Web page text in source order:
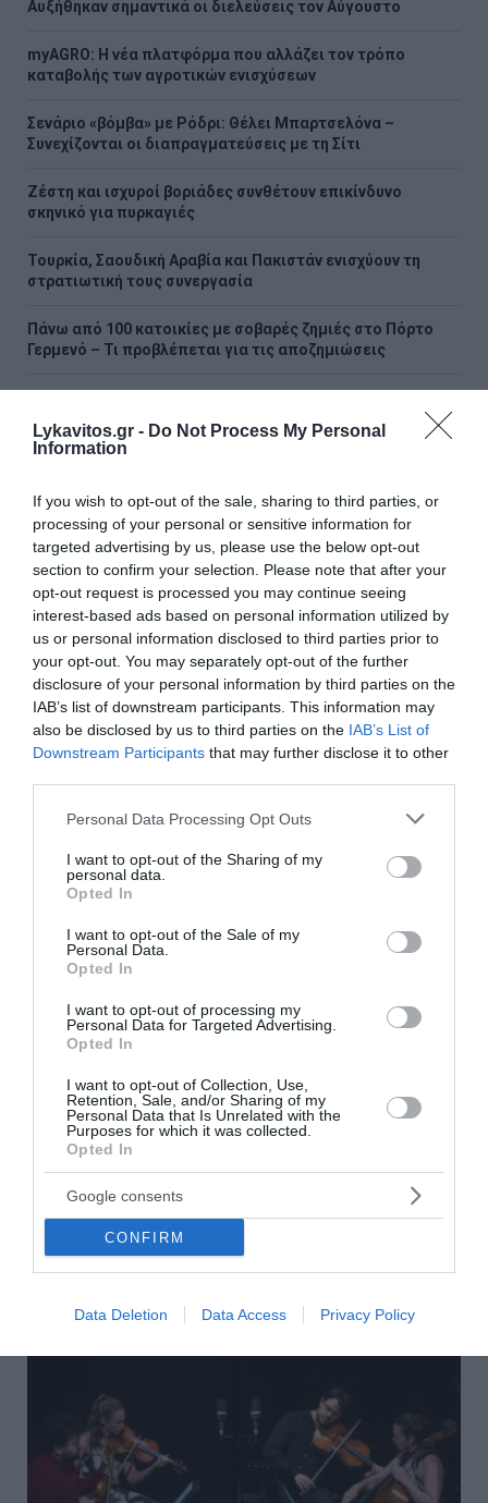
Lykavitos.gr - Do Not Process My Personal
Information
If you wish to opt-out of the sale, sharing to third parties, or
processing of your personal or sensitive information for
targeted advertising by us, please use the below opt-out
section to confirm your selection. Please note that after your
opt-out request is processed you may continue seeing
interest-based ads based on personal information utilized by
us or personal information disclosed to third parties prior to
your opt-out. You may separately opt-out of the further
disclosure of your personal information by third parties on the
IAB’s list of downstream participants. This information may
also be disclosed by us to third parties on the IAB’s List of
Downstream Participants that may further disclose it to other
Please note that this website/app uses one or more Google
not limited to your visit or usage behaviour. You may click to
grant or deny consent to Google and its third-party tags to
use your data for below specified purposes in below Google
consent section.
Personal Data Processing Opt Outs
I want to opt-out of the Sharing of my
personal data.
Opted In
I want to opt-out of the Sale of my
Personal Data.
Opted In
I want to opt-out of processing my
Personal Data for Targeted Advertising.
Opted In
I want to opt-out of Collection, Use,
Retention, Sale, and/or Sharing of my
Personal Data that Is Unrelated with the
Purposes for which it was collected.
Opted In
Google consents
CONFIRM
Data Deletion Data Access Privacy Policy
Αυξήθηκαν σημαντικά οι διελεύσεις τον Αύγουστο
myAGRO: Η νέα πλατφόρμα που αλλάζει τον τρόπο
καταβολής των αγροτικών ενισχύσεων
Σενάριο «βόμβα» με Ρόδρι: Θέλει Μπαρτσελόνα –
Συνεχίζονται οι διαπραγματεύσεις με τη Σίτι
Ζέστη και ισχυροί βοριάδες συνθέτουν επικίνδυνο
σκηνικό για πυρκαγιές
Τουρκία, Σαουδική Αραβία και Πακιστάν ενισχύουν τη
στρατιωτική τους συνεργασία
Πάνω από 100 κατοικίες με σοβαρές ζημιές στο Πόρτο
Γερμενό – Τι προβλέπεται για τις αποζημιώσεις
διατηρείται παρά το γεωπολιτικό σοκ στη Μέση Ανατολή
Προσοχή στις μεταφορές χρημάτων: Πότε η ΑΑΔΕ τις
χαρακτηρίζει δωρεές
Μεγάλη επιχείρηση της ΕΛ.ΑΣ.: Κατασχέθηκαν 18 κιλά
skunk και αποκαλύφθηκε εργαστήριο κάνναβης
ΟΛΕΣ ΟΙ ΕΙΔΗΣΕΙΣ →
διαβάστε ακόμη
Η «Οδύσσεια» και ο «Spiderman» είχαν τις
υψηλότερες εισπράξεις της ιστορίας μέσα σε
ένα Σαββατοκύριακο
Η «Οδύσσεια» του Κρίστοφερ Νόλαν και ο νέος
«Spiderman» έφεραν τεράστιο αριθμό Αμερικανών στις
κινηματογραφικές αίθουσες μέσα σε ένα
Σαββατοκύριακο. Αν και εντελώς διαφορετικής αισ...